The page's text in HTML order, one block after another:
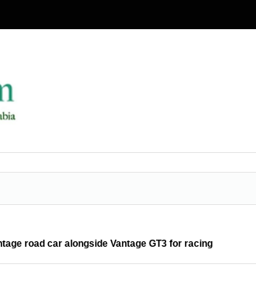
road car alongside Vantage GT3 for racing